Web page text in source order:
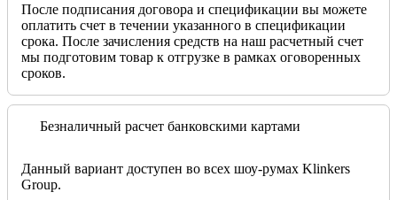
После подписания договора и спецификации вы можете
оплатить счет в течении указанного в спецификации
срока. После зачисления средств на наш расчетный счет
мы подготовим товар к отгрузке в рамках оговоренных
сроков.
Безналичный расчет банковскими картами
Данный вариант доступен во всех шоу-румах Klinkers
Group.